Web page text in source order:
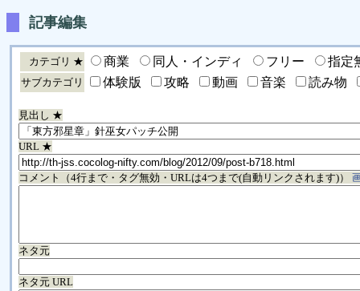
記事編集
カテゴリ ★ 商業 同人・インディ フリー 指定
サブカテゴリ 体験版 攻略 動画 音楽 読み物
見出し ★
URL ★
コメント（4行まで・タグ無効・URLは4つまで(自動リンクされます)）
ネタ元
ネタ元 URL